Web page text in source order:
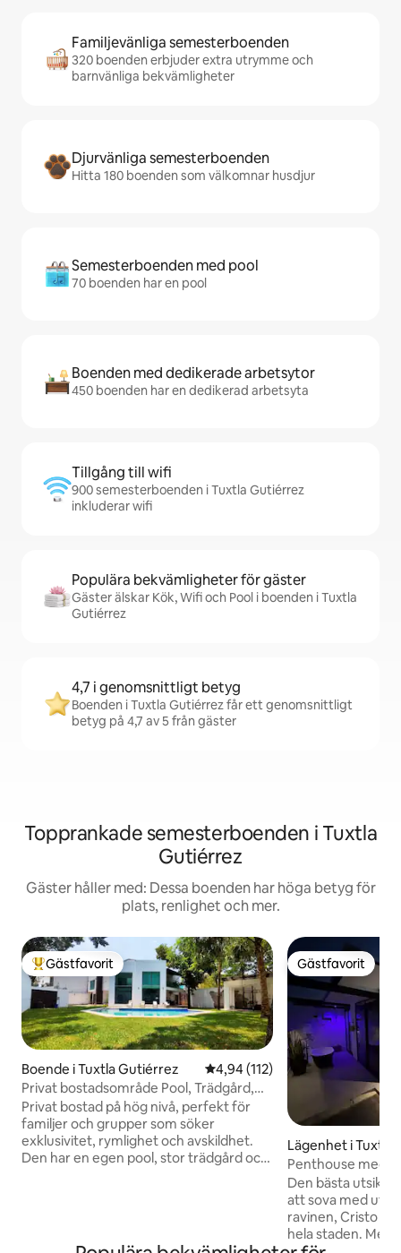
Familjevänliga semesterboenden
320 boenden erbjuder extra utrymme och
barnvänliga bekvämligheter
Djurvänliga semesterboenden
Hitta 180 boenden som välkomnar husdjur
Semesterboenden med pool
70 boenden har en pool
Boenden med dedikerade arbetsytor
450 boenden har en dedikerad arbetsyta
Tillgång till wifi
900 semesterboenden i Tuxtla Gutiérrez
inkluderar wifi
Populära bekvämligheter för gäster
Gäster älskar Kök, Wifi och Pool i boenden i Tuxtla
Gutiérrez
4,7 i genomsnittligt betyg
Boenden i Tuxtla Gutiérrez får ett genomsnittligt
betyg på 4,7 av 5 från gäster
Topprankade semesterboenden i Tuxtla
Gutiérrez
Gäster håller med: Dessa boenden har höga betyg för
plats, renlighet och mer.
Populär gästfavorit
Gästfavorit
Boende i Tuxtla Gutiérrez 4,94 av 5 i genomsnittligt
4,94 (112)
Privat bostadsområde Pool, Trädgård,
Familjer och Grupper
Privat bostad på hög nivå, perfekt för
familjer och grupper som söker
exklusivitet, rymlighet och avskildhet.
Den har en egen pool, stor trädgård och
queensize-sängar, smart-TV och
Gästfavorit
Gästfavorit
Lägenhet i Tuxtla
Penthouse med
Tuxtla
Den bästa
att sova med
ravinen, Cristo
hela staden. Med